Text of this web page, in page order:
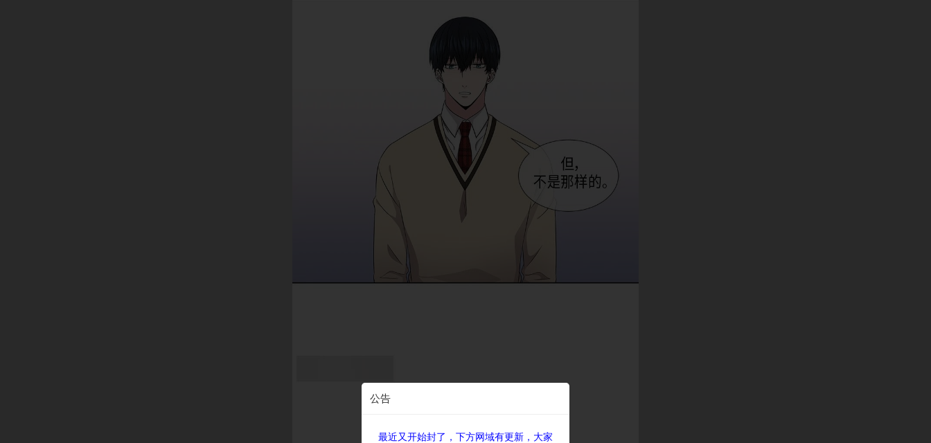
公告
最近又开始封了，下方网域有更新，大家